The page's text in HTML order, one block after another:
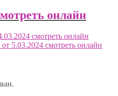
онлайн
смотреть онлайн
5.03.2024 смотреть онлайн